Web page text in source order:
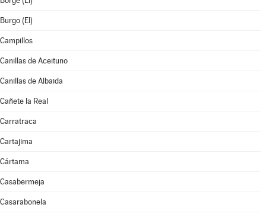
Burgo (El)
Campillos
Canillas de Aceituno
Canillas de Albaida
Cañete la Real
Carratraca
Cartajima
Cártama
Casabermeja
Casarabonela